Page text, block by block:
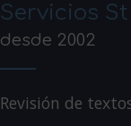
Servicios
desde 2002
Revisión de